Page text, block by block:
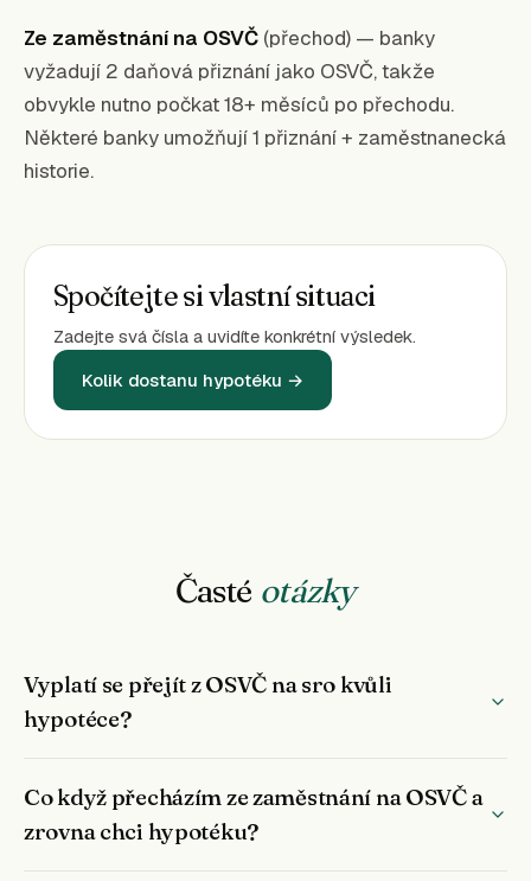
Ze zaměstnání na OSVČ (přechod) — banky
vyžadují 2 daňová přiznání jako OSVČ, takže
obvykle nutno počkat 18+ měsíců po přechodu.
Některé banky umožňují 1 přiznání + zaměstnanecká
historie.
Spočítejte si vlastní situaci
Zadejte svá čísla a uvidíte konkrétní výsledek.
Kolik dostanu hypotéku →
Časté otázky
Vyplatí se přejít z OSVČ na sro kvůli
hypotéce?
Co když přecházím ze zaměstnání na OSVČ a
zrovna chci hypotéku?